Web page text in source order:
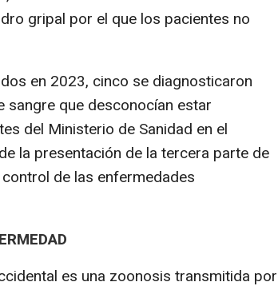
gripal por el que los pacientes no
en 2023, cinco se diagnosticaron
sangre que desconocían estar
del Ministerio de Sanidad en el
la presentación de la tercera parte de
de las enfermedades
es una zoonosis transmitida por